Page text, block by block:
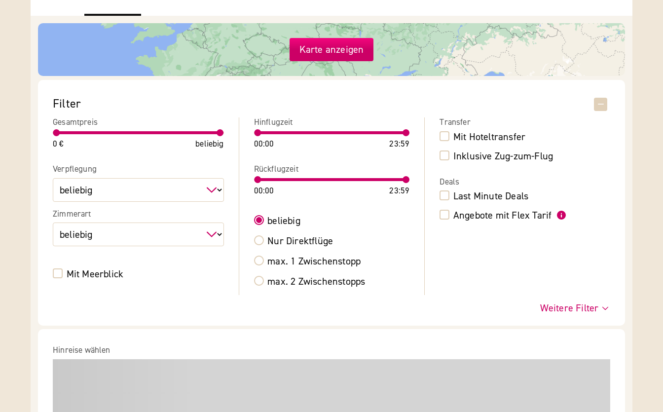
Karte anzeigen
Filter
Gesamtpreis
0 € beliebig
Verpflegung
Zimmerart
Mit Meerblick
Hinflugzeit
00:00 23:59
Rückflugzeit
00:00 23:59
beliebig
Nur Direktflüge
max. 1 Zwischenstopp
max. 2 Zwischenstopps
Transfer
Mit Hoteltransfer
Inklusive Zug-zum-Flug
Deals
Last Minute Deals
Angebote mit Flex Tarif
Weitere Filter
Hinreise wählen